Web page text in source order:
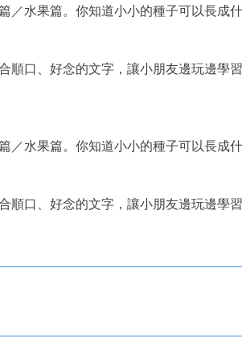
／水果篇。你知道小小的種子可以長成
口、好念的文字，讓小朋友邊玩邊學
／水果篇。你知道小小的種子可以長成
口、好念的文字，讓小朋友邊玩邊學